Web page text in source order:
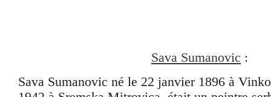
Sava Sumanovic :
Sava Sumanovic né le 22 janvier 1896 à